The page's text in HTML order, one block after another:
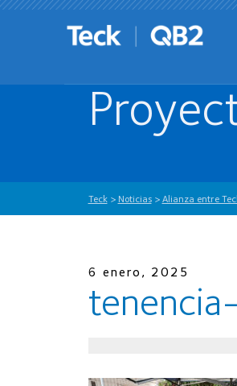
Teck> Noticias> Alianza entre
6 enero, 2025